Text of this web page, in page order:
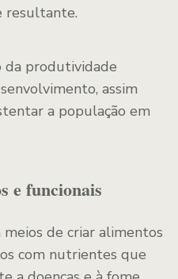
resultante.
da produtividade
assim
a população em
e funcionais
de criar alimentos
com nutrientes que